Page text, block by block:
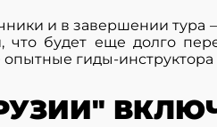
и в завершении тура
будет еще долго
опытные гиды-